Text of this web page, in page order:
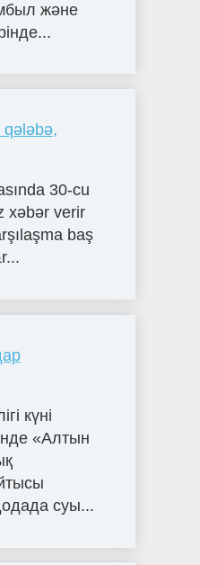
және
qələbə,
30-cu
xəbər verir
baş
күні
«Алтын
суы...